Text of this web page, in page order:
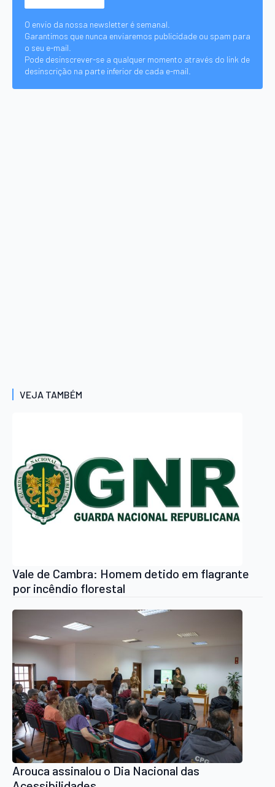
O envio da nossa newsletter é semanal.
Garantimos que nunca enviaremos publicidade ou spam para
o seu e-mail.
Pode desinscrever-se a qualquer momento através do link de
desinscrição na parte inferior de cada e-mail.
VEJA TAMBÉM
Vale de Cambra: Homem detido em flagrante
por incêndio florestal
Arouca assinalou o Dia Nacional das